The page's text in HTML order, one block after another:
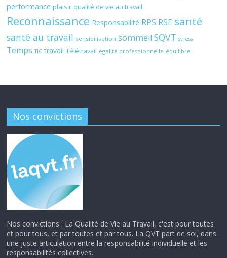
performance plaisir qualité de vie au travail
Reconnaissance Responsabilité RPS RSE santé
santé au travail sensibilisation sommeil SQVT stress
Temps TIC travail Télétravail égalité professionnelle équilibre
Nos convictions
Nos convictions : La Qualité de Vie au Travail, c'est pour toutes
et pour tous, et par toutes et par tous. La QVT part de soi, dans
une juste articulation entre la responsabilité individuelle et les
responsabilités collectives.